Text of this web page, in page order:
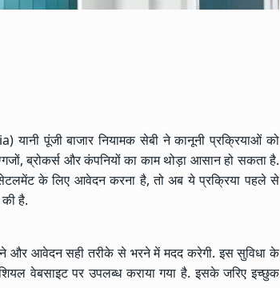
पूंजी बाजार नियामक सेबी ने कानूनी प्रक्रियाओं को
ब्रोकर्स और कंपनियों का काम थोड़ा आसान हो सकता है.
के लिए आवेदन करना है, तो अब ये प्रक्रिया पहले से
है.
और आवेदन सही तरीके से भरने में मदद करेगी. इस सुविधा के
वेबसाइट पर उपलब्ध कराया गया है. इसके जरिए इच्छुक